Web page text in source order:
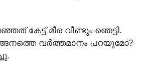
കേട്ട് മീര വീണ്ടും ഞെട്ടി.
വർത്തമാനം പറയുമോ?